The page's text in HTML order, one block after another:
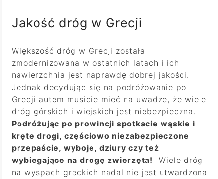
Jakość dróg w Grecji
Większość dróg w Grecji została
zmodernizowana w ostatnich latach i ich
nawierzchnia jest naprawdę dobrej jakości.
Jednak decydując się na podróżowanie po
Grecji autem musicie mieć na uwadze, że wiele
dróg górskich i wiejskich jest niebezpieczna.
Podróżując po prowincji spotkacie wąskie i
kręte drogi, częściowo niezabezpieczone
przepaście, wyboje, dziury czy też
wybiegające na drogę zwierzęta! Wiele dróg
na wyspach greckich nadal nie jest utwardzona